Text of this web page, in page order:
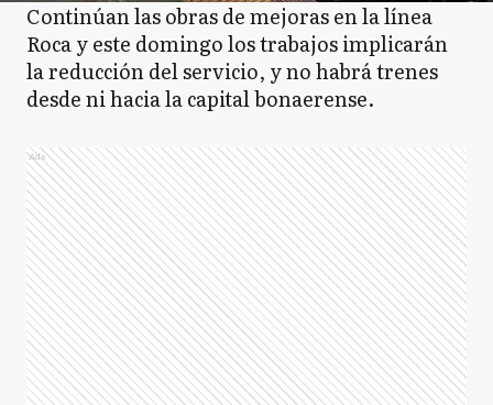
Continúan las obras de mejoras en la línea
Roca y este domingo los trabajos implicarán
la reducción del servicio, y no habrá trenes
desde ni hacia la capital bonaerense.
Ads